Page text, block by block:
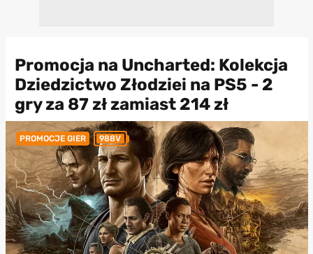
Promocja na Uncharted: Kolekcja
Dziedzictwo Złodziei na PS5 - 2
gry za 87 zł zamiast 214 zł
PROMOCJE GIER 988V